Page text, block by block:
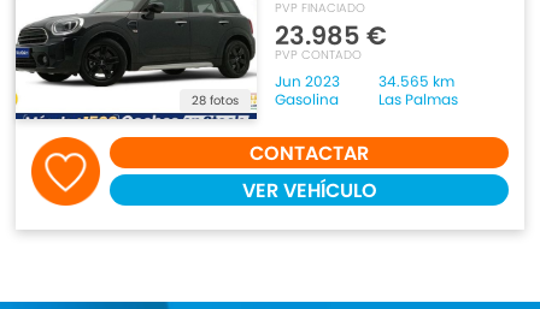
28 fotos
PVP FINACIADO
23.985 €
PVP CONTADO
Jun 2023
34.565 km
Gasolina
Las Palmas
CONTACTAR
VER VEHÍCULO